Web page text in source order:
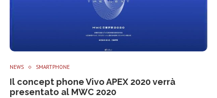
NEWS SMARTPHONE
Il concept phone Vivo APEX 2020 verrà
presentato al MWC 2020